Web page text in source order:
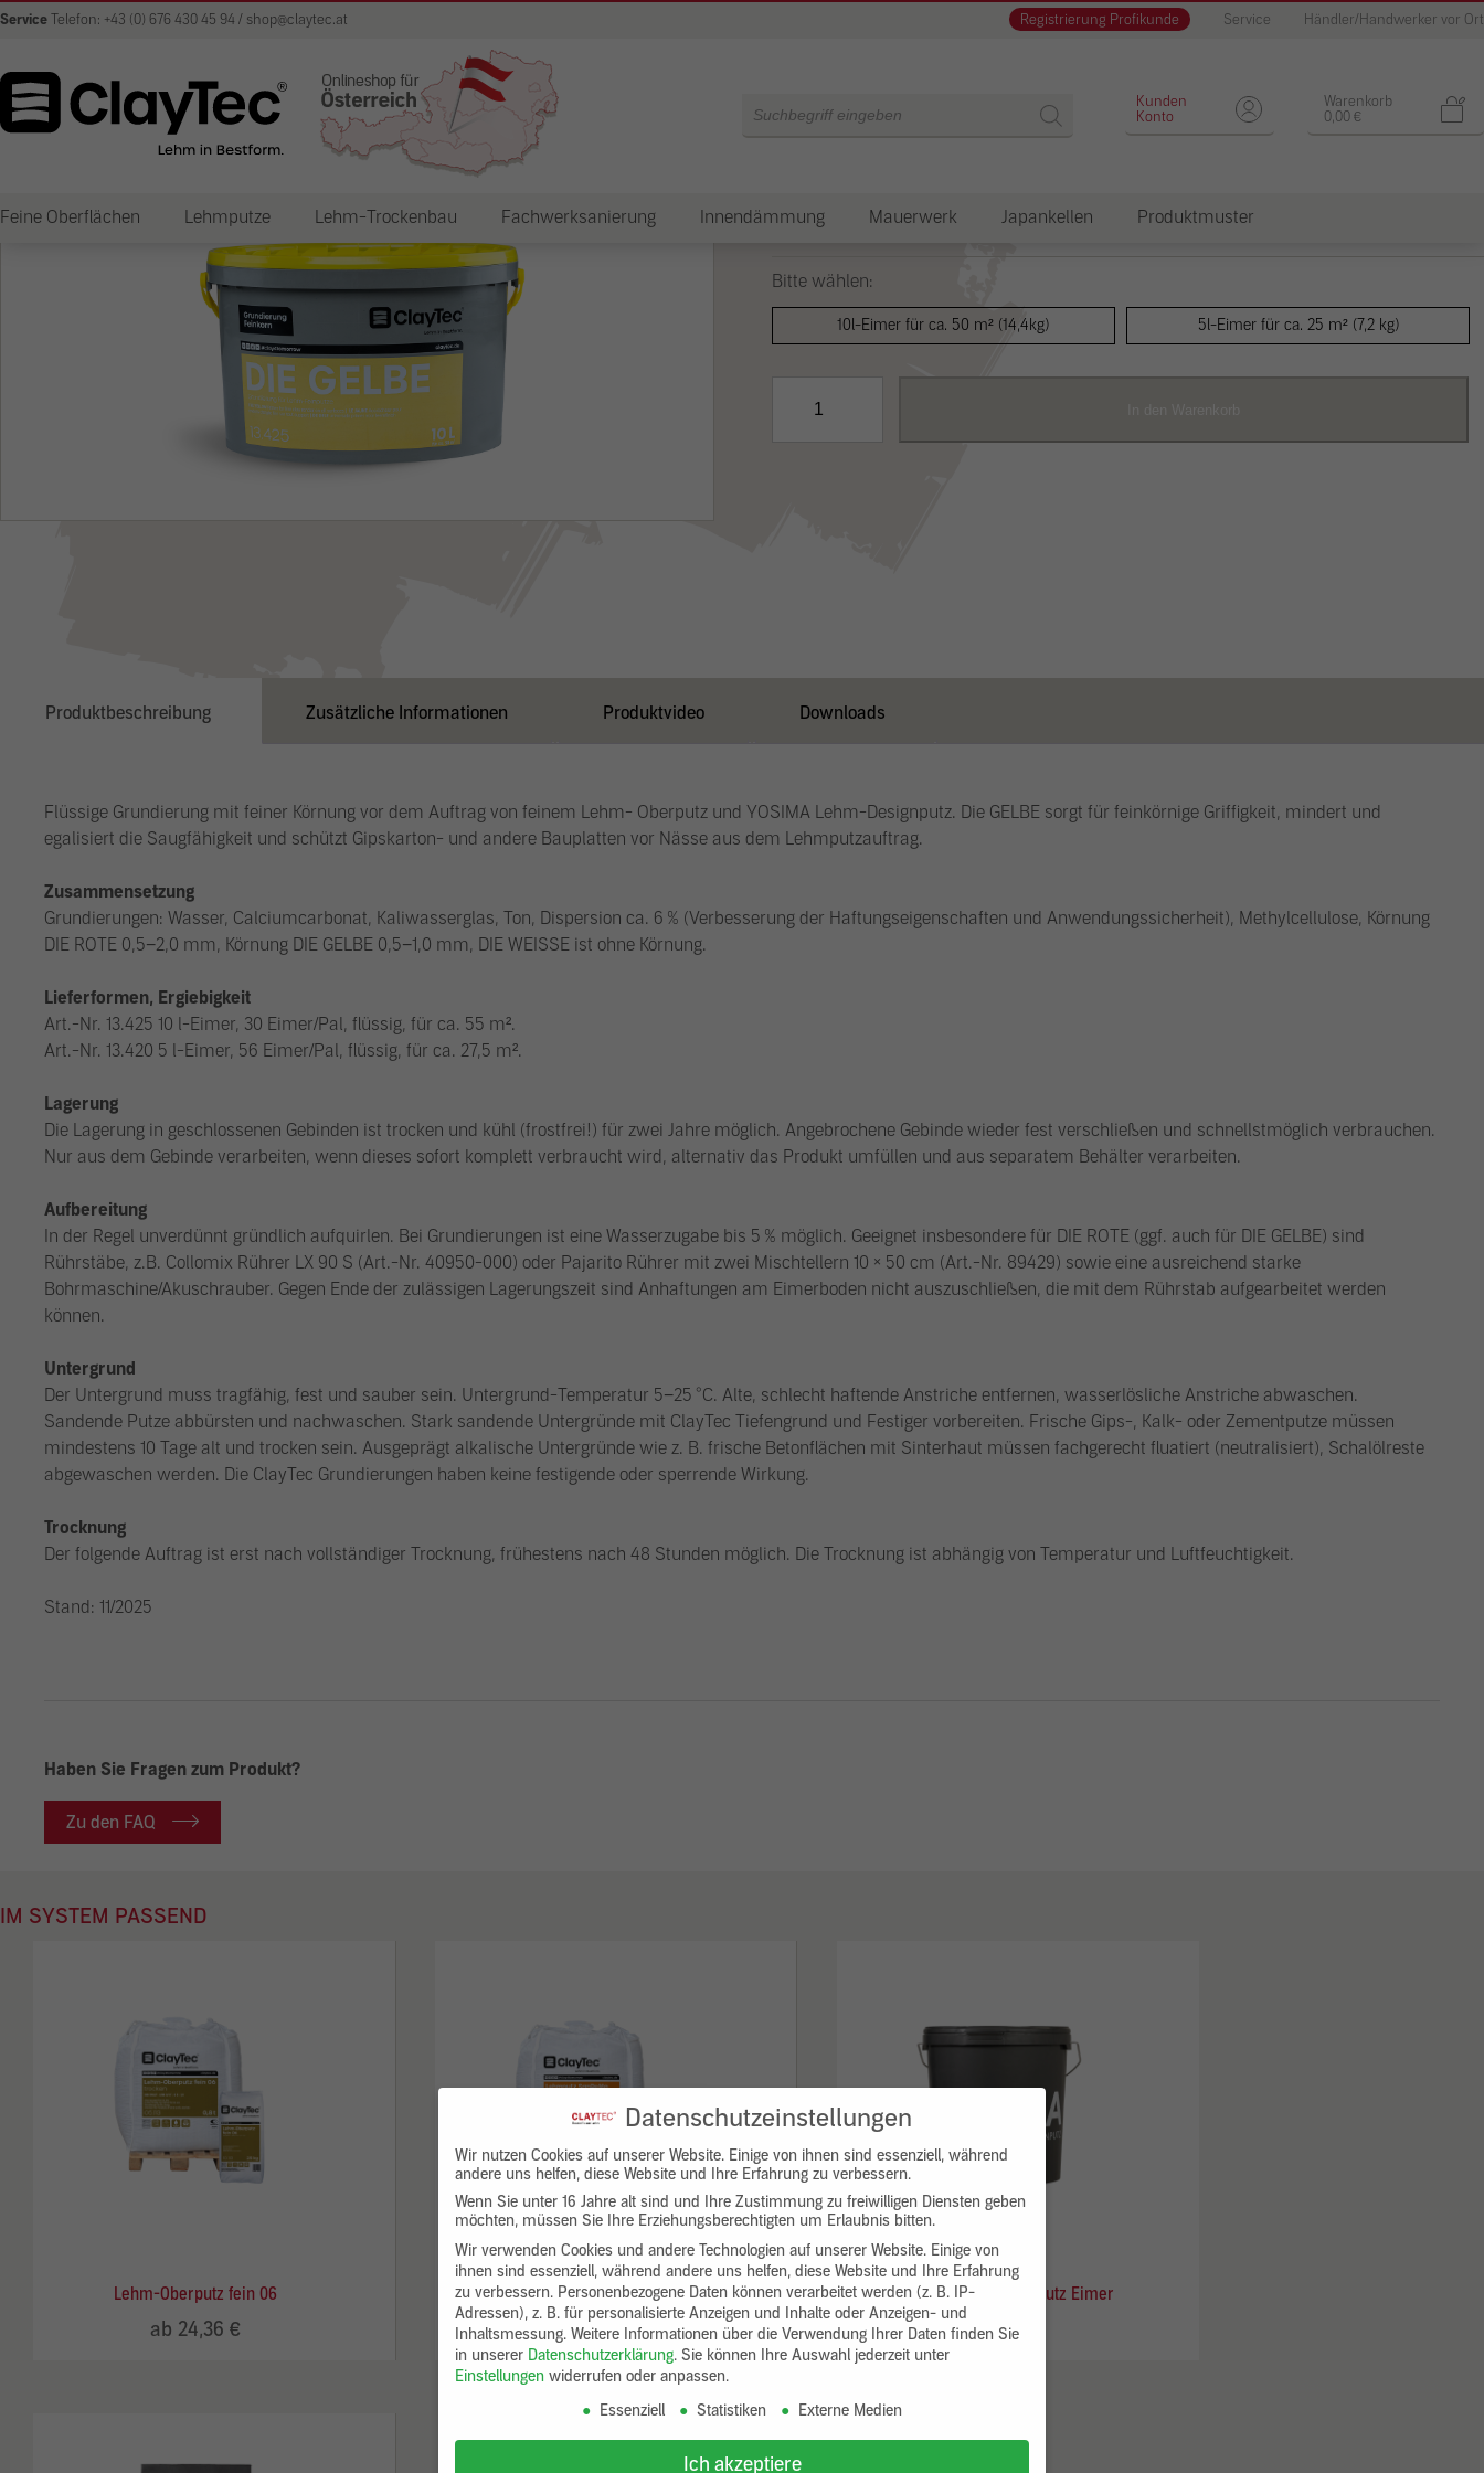
Service Telefon: +43 (0) 676 430 45 94 / shop@claytec.at Registrierung Profikunde Service Händler/Handwerker vor Ort
Warenkorb
0,00 €
Kunden
Konto
search
Feine Oberflächen Lehmputze Lehm-Trockenbau Fachwerksanierung Innendämmung Mauerwerk Japankellen Produktmuster
ab 57,36 €
Inkl. 20,00 % MwSt. zzgl.
Versandkosten
Bitte wählen:
10l-Eimer für ca. 50 m² (14,4kg) 5l-Eimer für ca. 25 m² (7,2 kg)
Produktbeschreibung Zusätzliche Informationen Produktvideo Downloads
Flüssige Grundierung mit feiner Körnung vor dem Auftrag von feinem Lehm- Oberputz und YOSIMA Lehm-Designputz. Die GELBE sorgt für feinkörnige Griffigkeit, mindert und
egalisiert die Saugfähigkeit und schützt Gipskarton- und andere Bauplatten vor Nässe aus dem Lehmputzauftrag.
Zusammensetzung
Grundierungen: Wasser, Calciumcarbonat, Kaliwasserglas, Ton, Dispersion ca. 6 % (Verbesserung der Haftungseigenschaften und Anwendungssicherheit), Methylcellulose, Körnung
DIE ROTE 0,5−2,0 mm, Körnung DIE GELBE 0,5−1,0 mm, DIE WEISSE ist ohne Körnung.
Lieferformen, Ergiebigkeit
Art.-Nr. 13.425 10 l-Eimer, 30 Eimer/Pal, flüssig, für ca. 55 m².
Art.-Nr. 13.420 5 l-Eimer, 56 Eimer/Pal, flüssig, für ca. 27,5 m².
Lagerung
Die Lagerung in geschlossenen Gebinden ist trocken und kühl (frostfrei!) für zwei Jahre möglich. Angebrochene Gebinde wieder fest verschließen und schnellstmöglich verbrauchen.
Nur aus dem Gebinde verarbeiten, wenn dieses sofort komplett verbraucht wird, alternativ das Produkt umfüllen und aus separatem Behälter verarbeiten.
Aufbereitung
In der Regel unverdünnt gründlich aufquirlen. Bei Grundierungen ist eine Wasserzugabe bis 5 % möglich. Geeignet insbesondere für DIE ROTE (ggf. auch für DIE GELBE) sind
Rührstäbe, z.B. Collomix Rührer LX 90 S (Art.-Nr. 40950-000) oder Pajarito Rührer mit zwei Mischtellern 10 × 50 cm (Art.-Nr. 89429) sowie eine ausreichend starke
Bohrmaschine/Akuschrauber. Gegen Ende der zulässigen Lagerungszeit sind Anhaftungen am Eimerboden nicht auszuschließen, die mit dem Rührstab aufgearbeitet werden
können.
Untergrund
Der Untergrund muss tragfähig, fest und sauber sein. Untergrund-Temperatur 5−25 °C. Alte, schlecht haftende Anstriche entfernen, wasserlösliche Anstriche abwaschen.
Sandende Putze abbürsten und nachwaschen. Stark sandende Untergründe mit ClayTec Tiefengrund und Festiger vorbereiten. Frische Gips-, Kalk- oder Zementputze müssen
mindestens 10 Tage alt und trocken sein. Ausgeprägt alkalische Untergründe wie z. B. frische Betonflächen mit Sinterhaut müssen fachgerecht fluatiert (neutralisiert), Schalölreste
abgewaschen werden. Die ClayTec Grundierungen haben keine festigende oder sperrende Wirkung.
Trocknung
Der folgende Auftrag ist erst nach vollständiger Trocknung, frühestens nach 48 Stunden möglich. Die Trocknung ist abhängig von Temperatur und Luftfeuchtigkeit.
Stand: 11/2025
Haben Sie Fragen zum Produkt?
Zu den FAQ
IM SYSTEM PASSEND
Lehm-Oberputz fein 06
ab 24,36 €
Lehmputz SanReMo
ab 26,40 €
YOSIMA Lehm-Designputz Eimer
ab 83,40 €
Datenschutzeinstellungen
Wir nutzen Cookies auf unserer Website. Einige von ihnen sind essenziell, während
andere uns helfen, diese Website und Ihre Erfahrung zu verbessern.
Wenn Sie unter 16 Jahre alt sind und Ihre Zustimmung zu freiwilligen Diensten geben
möchten, müssen Sie Ihre Erziehungsberechtigten um Erlaubnis bitten.
Wir verwenden Cookies und andere Technologien auf unserer Website. Einige von
ihnen sind essenziell, während andere uns helfen, diese Website und Ihre Erfahrung
zu verbessern. Personenbezogene Daten können verarbeitet werden (z. B. IP-
Adressen), z. B. für personalisierte Anzeigen und Inhalte oder Anzeigen- und
Inhaltsmessung. Weitere Informationen über die Verwendung Ihrer Daten finden Sie
in unserer Datenschutzerklärung. Sie können Ihre Auswahl jederzeit unter
Einstellungen widerrufen oder anpassen.
Essenziell
Statistiken Externe Medien
Ich akzeptiere